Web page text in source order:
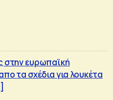
στην ευρωπαϊκή
τα σχέδια για λουκέτα